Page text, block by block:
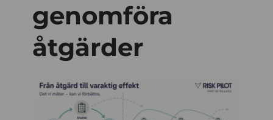
genomföra
åtgärder